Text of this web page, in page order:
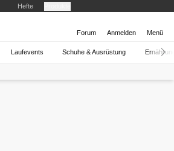
Hefte
Forum Anmelden Menü
Laufevents Schuhe & Ausrüstung